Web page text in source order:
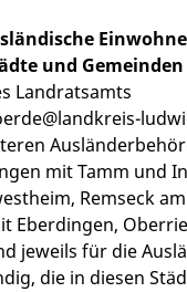
und Gemeinden
Landratsamts
mit Tamm und
Remseck
Eberdingen,
jeweils für die
die in diesen